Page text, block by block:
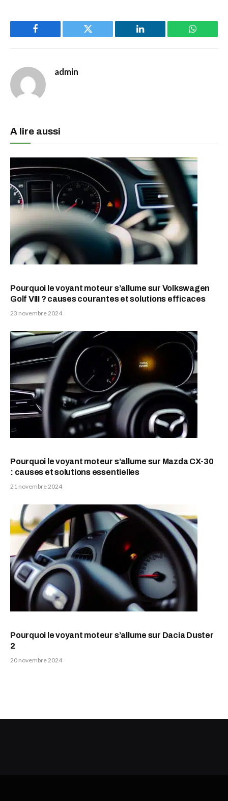
Facebook Twitter LinkedIn
admin
A lire aussi
Pourquoi le voyant moteur s’allume sur Volkswagen
Golf VIII ? causes courantes et solutions efficaces
23 novembre 2024
Pourquoi le voyant moteur s’allume sur Mazda CX-30
: causes et solutions essentielles
21 novembre 2024
Pourquoi le voyant moteur s’allume sur Dacia Duster
2
20 novembre 2024